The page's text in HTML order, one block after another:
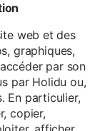
web et des
graphiques,
par son
par Holidu ou,
En particulier,
copier,